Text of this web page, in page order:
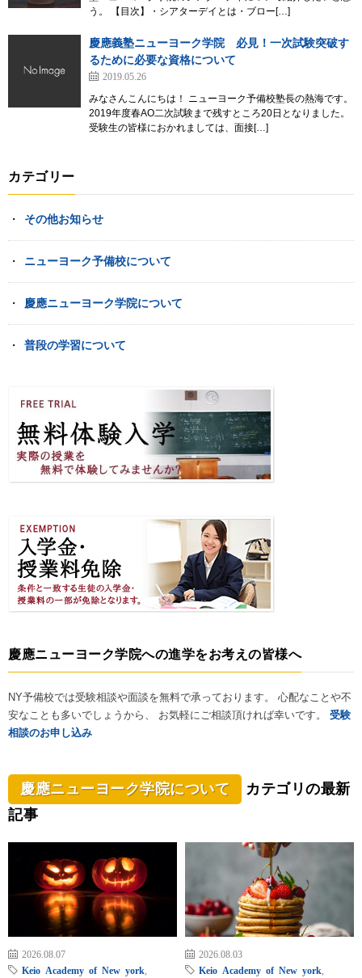
う。 【目次】・シアターデイとは・ブロー[…]
慶應義塾ニューヨーク学院 必見！一次試験突破す
るために必要な資格について
2019.05.26
みなさんこんにちは！ ニューヨーク予備校塾長の熱海です。
2019年度春AO二次試験まで残すところ20日となりました。
受験生の皆様におかれましては、面接[…]
カテゴリー
その他お知らせ
ニューヨーク予備校について
慶應ニューヨーク学院について
普段の学習について
慶應ニューヨーク学院への進学をお考えの皆様へ
NY予備校では受験相談や面談を無料で承っております。 心配なことや不
安なことも多いでしょうから、 お気軽にご相談頂ければ幸いです。 受験
相談のお申し込み
慶應ニューヨーク学院について
カテゴリの最新
記事
2026.08.07
Keio Academy of New york
2026.08.03
Keio Academy of New york